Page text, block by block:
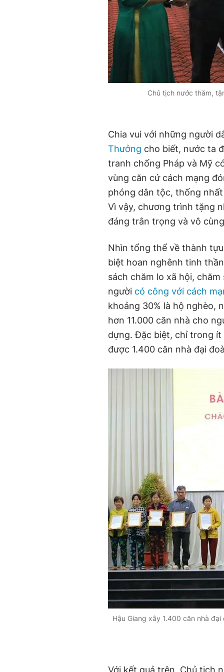
Chủ tịch nước thăm,
Chia vui với những người
Thưởng cho biết, nước ta
tranh chống Pháp và Mỹ
vùng căn cứ cách mạng
phóng dân tộc, thống
Vì vậy, chương trình tặng
đáng trân trọng và vô
Nhìn tổng thể về thành
biệt hoan nghênh tinh
sách chăm lo xã hội,
người có công với cách
khoảng 30% là hộ nghèo,
hơn 11.000 căn nhà cho
dựng. Đặc biệt, chỉ trong
được 1.400 căn nhà đại
Hậu Giang xây 1.400 căn nhà
Với kết quả trên, Chủ tịch